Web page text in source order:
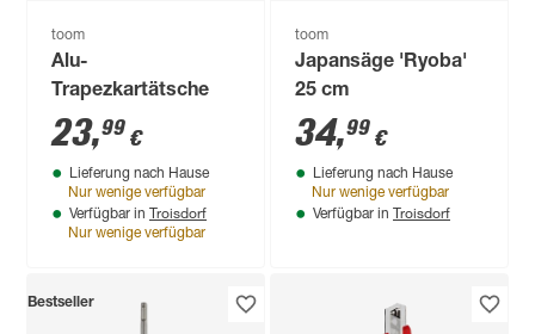
toom
Alu-
Trapezkartätsche
23,99 €
Lieferung nach Hause
Nur wenige verfügbar
Verfügbar in Troisdorf
Nur wenige verfügbar
toom
Japansäge 'Ryoba'
25 cm
34,99 €
Lieferung nach Hause
Nur wenige verfügbar
Verfügbar in Troisdorf
Bestseller